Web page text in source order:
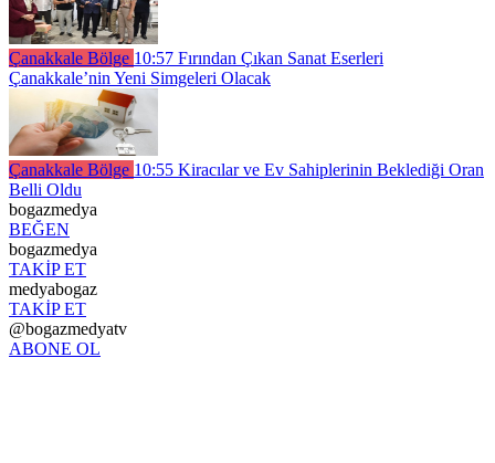
Çanakkale Bölge 10:57 Fırından Çıkan Sanat Eserleri
Çanakkale’nin Yeni Simgeleri Olacak
Çanakkale Bölge 10:55 Kiracılar ve Ev Sahiplerinin Beklediği Oran
Belli Oldu
bogazmedya
BEĞEN
bogazmedya
TAKİP ET
medyabogaz
TAKİP ET
@bogazmedyatv
ABONE OL